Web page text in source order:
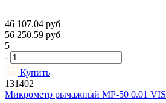
46 107.04 руб
56 250.59 руб
5
-
+
Купить
131402
Микрометр рычажный МР-50 0.01 VIS